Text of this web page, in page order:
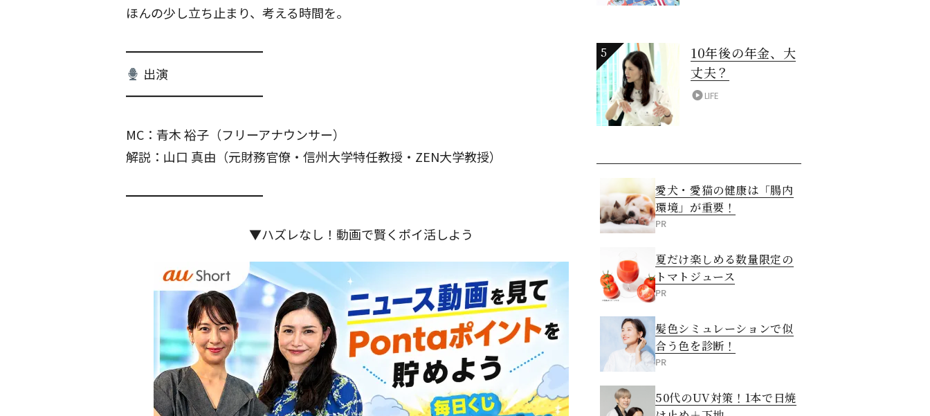
ほんの少し立ち止まり、考える時間を。
━━━━━━━━━━━
出演
━━━━━━━━━━━
MC：青木 裕子（フリーアナウンサー）
解説：山口 真由（元財務官僚・信州大学特任教授・ZEN大学教授）
━━━━━━━━━━━
▼ハズレなし！動画で賢くポイ活しよう
5
10年後の年金、大
丈夫？
LIFE
愛犬・愛猫の健康は「腸内
環境」が重要！
PR
夏だけ楽しめる数量限定の
トマトジュース
PR
髪色シミュレーションで似
合う色を診断！
PR
50代のUV対策！1本で日焼